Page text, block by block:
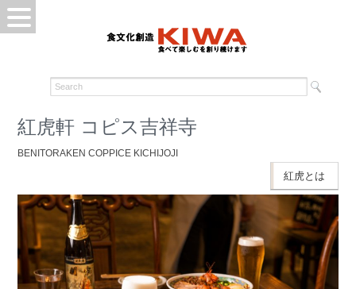
紅虎軒 コピス吉祥寺
BENITORAKEN COPPICE KICHIJOJI
紅虎とは